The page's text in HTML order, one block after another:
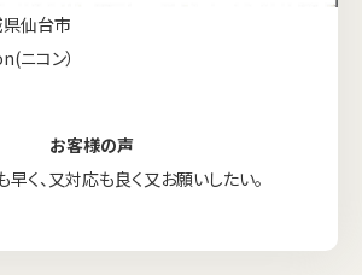
県仙台市
ニコン）
お客様の声
く、又対応も良く又お願いしたい。